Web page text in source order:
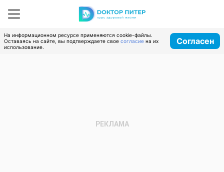
На информационном ресурсе применяются cookie-файлы.
Оставаясь на сайте, вы подтверждаете свое согласие на их
использование.
Согласен